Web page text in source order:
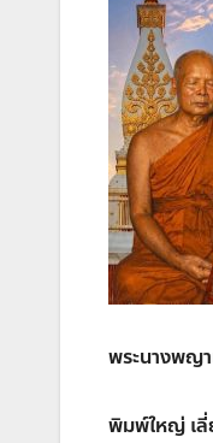
พระนางพญ
พิมพ์ใหญ่ เลี่